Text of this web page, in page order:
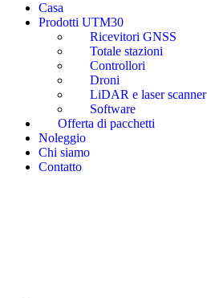
Casa
Prodotti UTM30
Ricevitori GNSS
Totale stazioni
Controllori
Droni
LiDAR e laser scanner
Software
Offerta di pacchetti
Noleggio
Chi siamo
Contatto